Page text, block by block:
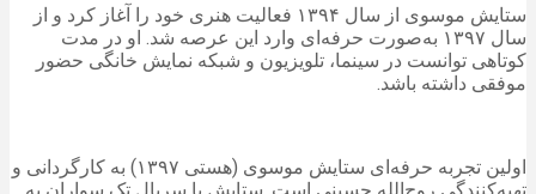
ستایش موسوی از سال ۱۳۹۴ فعالیت هنری خود را آغاز کرد و از
سال ۱۳۹۷ به‌صورت حرفه‌ای وارد این عرصه شد. او در مدت
کوتاهی توانست در سینما، تلویزیون و شبکه نمایش خانگی حضور
موفقی داشته باشد.
اولین تجربه حرفه‌ای ستایش موسوی (هستی ۱۳۹۷) به کارگردانی و